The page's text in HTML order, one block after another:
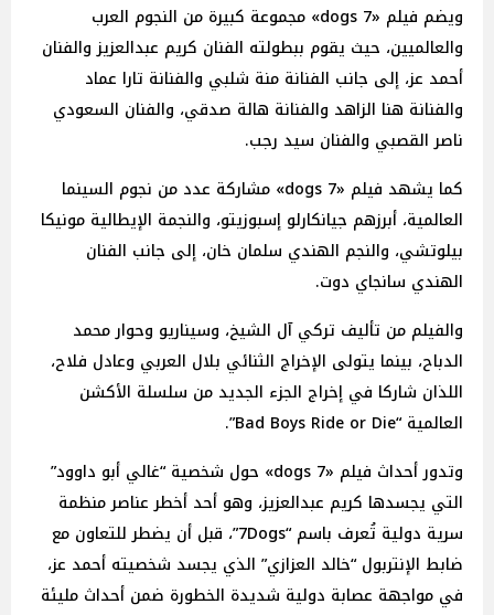
ويضم فيلم «dogs 7» مجموعة كبيرة من النجوم العرب
والعالميين، حيث يقوم ببطولته الفنان كريم عبدالعزيز والفنان
أحمد عز، إلى جانب الفنانة منة شلبي والفنانة تارا عماد
والفنانة هنا الزاهد والفنانة هالة صدقي، والفنان السعودي
ناصر القصبي والفنان سيد رجب.
كما يشهد فيلم «dogs 7» مشاركة عدد من نجوم السينما
العالمية، أبرزهم جيانكارلو إسبوزيتو، والنجمة الإيطالية مونيكا
بيلوتشي، والنجم الهندي سلمان خان، إلى جانب الفنان
الهندي سانجاي دوت.
والفيلم من تأليف تركي آل الشيخ، وسيناريو وحوار محمد
الدباح، بينما يتولى الإخراج الثنائي بلال العربي وعادل فلاح،
اللذان شاركا في إخراج الجزء الجديد من سلسلة الأكشن
العالمية “Bad Boys Ride or Die”.
وتدور أحداث فيلم «dogs 7» حول شخصية “غالي أبو داوود”
التي يجسدها كريم عبدالعزيز، وهو أحد أخطر عناصر منظمة
سرية دولية تُعرف باسم “7Dogs”، قبل أن يضطر للتعاون مع
ضابط الإنتربول “خالد العزازي” الذي يجسد شخصيته أحمد عز،
في مواجهة عصابة دولية شديدة الخطورة ضمن أحداث مليئة